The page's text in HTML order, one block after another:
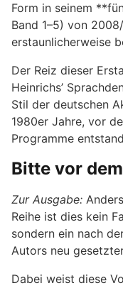
Form in seinem
Band 1–5) von
erstaunlicherweise
Der Reiz dieser
Heinrichs’
Stil der deutschen
1980er Jahre, vor
Programme
Bitte vor
Zur Ausgabe:
Reihe ist dies kein
sondern ein nach
Autors neu
Dabei weist diese